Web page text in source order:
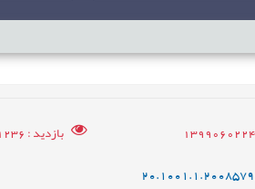
بازدید: 11236